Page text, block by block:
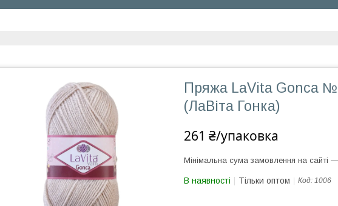
Пряжа LaVita Gonca
(ЛаВіта Гонка)
261 ₴/упаковка
Мінімальна сума замовлення на сайті
В наявності Тільки оптом Код: 1006